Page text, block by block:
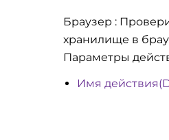
Браузер :
хранилище в
Параметры
Имя